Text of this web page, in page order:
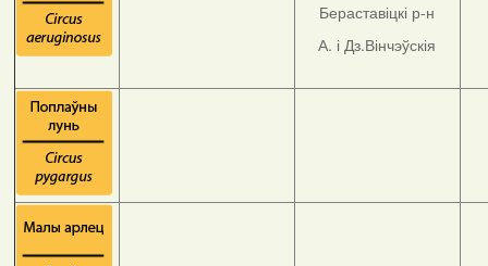
Бераставіцкі р-н
А. і Дз.Вінчэўскія